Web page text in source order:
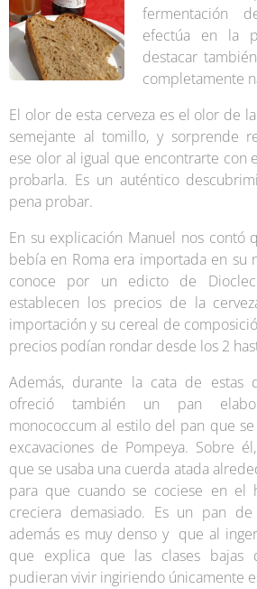
fermentación
efectúa en la
destacar
completamente
El olor de esta cerveza es el olor de
semejante al tomillo, y sorprende
ese olor al igual que encontrarte con
probarla. Es un auténtico
pena probar.
En su explicación Manuel nos contó
bebía en Roma era importada en su
conoce por un edicto de
establecen los precios de la
importación y su cereal de
precios podían rondar desde los 2
Además, durante la cata de estas
ofreció también un pan
monococcum al estilo del pan que
excavaciones de Pompeya. Sobre
que se usaba una cuerda atada
para que cuando se cociese en el
creciera demasiado. Es un pan
además es muy denso y que al
que explica que las clases bajas
pudieran vivir ingiriendo únicamente